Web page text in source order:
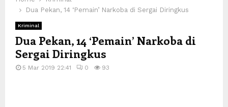
Dua Pekan, 14 ‘Pemain’ Narkoba di Sergai Diringkus
Kriminal
Dua Pekan, 14 ‘Pemain’ Narkoba di
Sergai Diringkus
5 Mar 2019 22:41 0 93